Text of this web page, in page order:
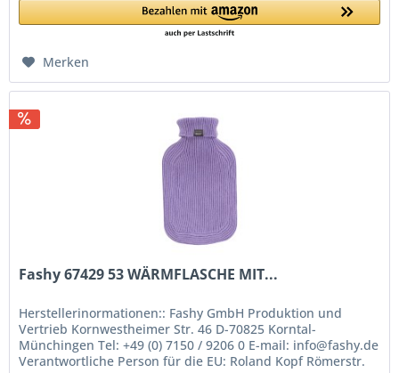
Merken
Fashy 67429 53 WÄRMFLASCHE MIT...
Herstellerinormationen:: Fashy GmbH Produktion und
Vertrieb Kornwestheimer Str. 46 D-70825 Korntal-
Münchingen Tel: +49 (0) 7150 / 9206 0 E-mail: info@fashy.de
Verantwortliche Person für die EU: Roland Kopf Römerstr.